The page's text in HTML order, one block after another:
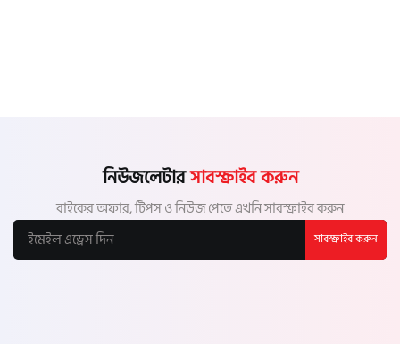
নিউজলেটারসাবস্ক্রাইব করুন
বাইকের অফার, টিপস ও নিউজ পেতে এখনি সাবস্ক্রাইব করুন
সাবস্ক্রাইব করুন